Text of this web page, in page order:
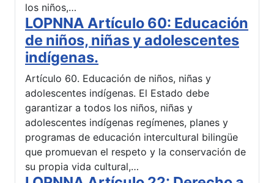
los niños,…
LOPNNA Artículo 60: Educación
de niños, niñas y adolescentes
indígenas.
Artículo 60. Educación de niños, niñas y
adolescentes indígenas. El Estado debe
garantizar a todos los niños, niñas y
adolescentes indígenas regímenes, planes y
programas de educación intercultural bilingüe
que promuevan el respeto y la conservación de
su propia vida cultural,…